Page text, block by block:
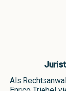
Jurist
Als